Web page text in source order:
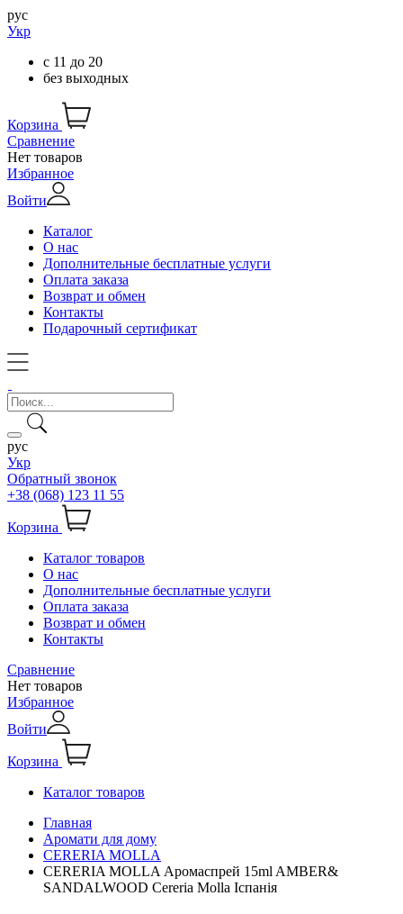
рус
Укр
с 11 до 20
без выходных
Корзина
Сравнение
Нет товаров
Избранное
Войти
Каталог
О нас
Дополнительные бесплатные услуги
Оплата заказа
Возврат и обмен
Контакты
Подарочный сертификат
рус
Укр
Обратный звонок
+38 (068) 123 11 55
Корзина
Каталог товаров
О нас
Дополнительные бесплатные услуги
Оплата заказа
Возврат и обмен
Контакты
Сравнение
Нет товаров
Избранное
Войти
Корзина
Каталог товаров
Главная
Аромати для дому
CERERIA MOLLA
CERERIA MOLLA Аромаспрей 15ml AMBER&
SANDALWOOD Cereria Molla Іспанія